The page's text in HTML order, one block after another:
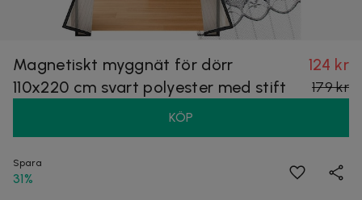
Magnetiskt myggnät för dörr
110x220 cm svart polyester med stift
124 kr
179 kr
KÖP
Spara
31%